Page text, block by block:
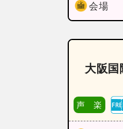
会場
大阪国
声 楽